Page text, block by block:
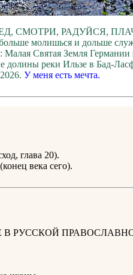
СМОТРИ, РАДУЙСЯ,
молишься и дольше
: Малая Святая Земля
долины реки Ильзе в Бад-
У меня есть мечта.
глава 20).
(конец века сего).
РУССКОЙ